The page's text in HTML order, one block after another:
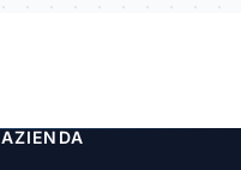
AZIENDA